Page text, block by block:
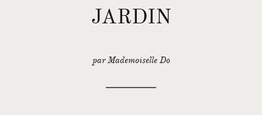
JARDIN
par Mademoiselle Do